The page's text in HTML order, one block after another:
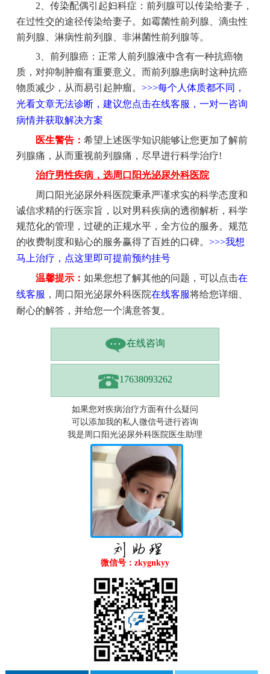
2、传染配偶引起妇科症：前列腺可以传染给妻子，
在过性交的途径传染给妻子。如霉菌性前列腺、滴虫性
前列腺、淋病性前列腺、非淋菌性前列腺等。
3、前列腺癌：正常人前列腺液中含有一种抗癌物
质，对抑制肿瘤有重要意义。而前列腺患病时这种抗癌
物质减少，从而易引起肿瘤。 >>>每个人体质都不同，
光看文章无法诊断，建议您点击在线客服，一对一咨询
病情并获取解决方案
医生警告： 希望上述医学知识能够让您更加了解前
列腺痛，从而重视前列腺痛，尽早进行科学治疗!
治疗男性疾病，选周口阳光泌尿外科医院
周口阳光泌尿外科医院秉承严谨求实的科学态度和
诚信求精的行医宗旨，以对男科疾病的透彻解析，科学
规范化的管理，过硬的正规水平，全方位的服务。规范
的收费制度和贴心的服务赢得了百姓的口碑。 >>>我想
马上治疗，点这里即可提前预约挂号
温馨提示： 如果您想了解其他的问题，可以点击在
线客服 ，周口阳光泌尿外科医院在线客服将给您详细、
耐心的解答，并给您一个满意答复。
在线咨询
17638093262
如果您对疾病治疗方面有什么疑问
可以添加我的私人微信号进行咨询
我是周口阳光泌尿外科医院医生助理
微信号：zkygnkyy